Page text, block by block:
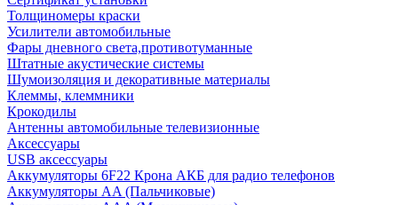
Толщиномеры краски
Усилители автомобильные
Фары дневного света,противотуманные
Штатные акустические системы
Шумоизоляция и декоративные материалы
Клеммы, клеммники
Крокодилы
Антенны автомобильные телевизионные
Аксессуары
USB аксессуары
Аккумуляторы 6F22 Крона АКБ для радио телефонов
Аккумуляторы AA (Пальчиковые)